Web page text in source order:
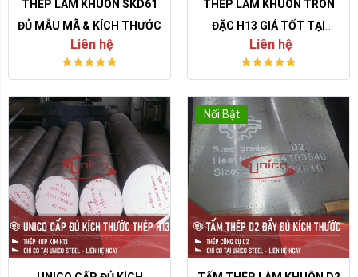
THÉP LÀM KHUÔN SKD61
ĐỦ MẪU MÃ & KÍCH THƯỚC
Liên hệ
THÉP LÀM KHUÔN TRÒN
ĐẶC H13 GIÁ TỐT TẠI
UNICO
Liên hệ
Nổi Bật